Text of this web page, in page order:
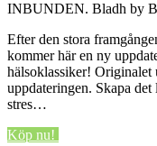
INBUNDEN. Bladh by
Efter den stora
kommer här en ny
hälsoklassiker! Originalet
uppdateringen. Skapa
stres…
Köp nu!